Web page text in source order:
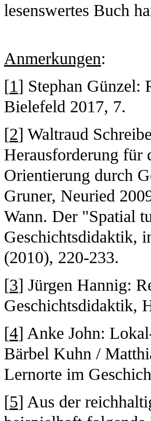
lesenswertes Buch
Anmerkungen:
[1] Stephan Günzel:
Bielefeld 2017, 7.
[2] Waltraud
Herausforderung für
Orientierung durch
Gruner, Neuried
Wann. Der "Spatial
Geschichtsdidaktik,
(2010), 220-233.
[3] Jürgen Hannig:
Geschichtsdidaktik,
[4] Anke John:
Bärbel Kuhn /
Lernorte im
[5] Aus der